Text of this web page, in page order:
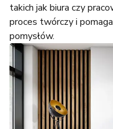
takich jak biura czy
proces twórczy i
pomysłów.